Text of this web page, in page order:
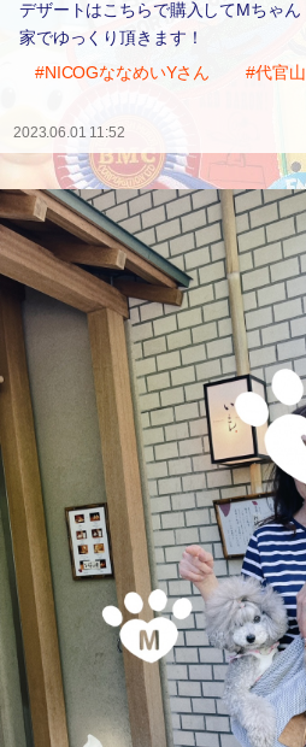
デザートはこちらで購入してMちゃん
家でゆっくり頂きます！
#NICOGななめいYさん
#代官山
2023.06.01 11:52